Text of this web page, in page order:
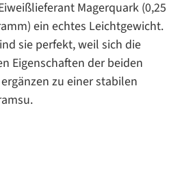
Magerquark (0,25
ein echtes Leichtgewicht.
sie perfekt, weil sich die
Eigenschaften der beiden
zu einer stabilen